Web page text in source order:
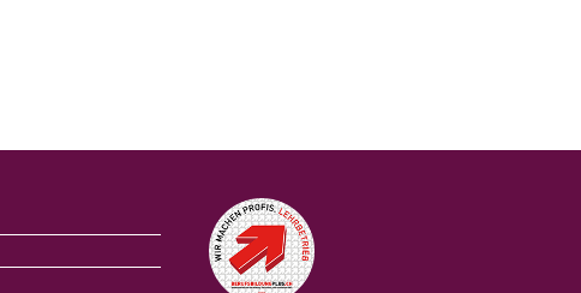
Auszeichnungen